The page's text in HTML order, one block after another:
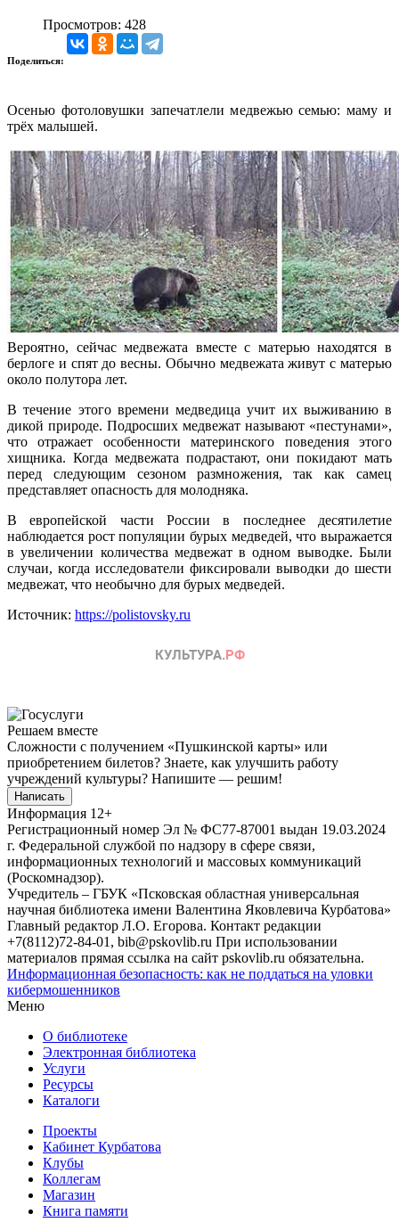
Просмотров: 428
Поделиться:
Осенью фотоловушки запечатлели медвежью семью: маму и
трёх малышей.
Вероятно, сейчас медвежата вместе с матерью находятся в
берлоге и спят до весны. Обычно медвежата живут с матерью
около полутора лет.
В течение этого времени медведица учит их выживанию в
дикой природе. Подросших медвежат называют «пестунами»,
что отражает особенности материнского поведения этого
хищника. Когда медвежата подрастают, они покидают мать
перед следующим сезоном размножения, так как самец
представляет опасность для молодняка.
В европейской части России в последнее десятилетие
наблюдается рост популяции бурых медведей, что выражается
в увеличении количества медвежат в одном выводке. Были
случаи, когда исследователи фиксировали выводки до шести
медвежат, что необычно для бурых медведей.
Источник: https://polistovsky.ru
Решаем вместе
Сложности с получением «Пушкинской карты» или
приобретением билетов? Знаете, как улучшить работу
учреждений культуры? Напишите — решим!
Написать
Информация 12+
Регистрационный номер Эл № ФС77-87001 выдан 19.03.2024
г. Федеральной службой по надзору в сфере связи,
информационных технологий и массовых коммуникаций
(Роскомнадзор).
Учредитель – ГБУК «Псковская областная универсальная
научная библиотека имени Валентина Яковлевича Курбатова»
Главный редактор Л.О. Егорова. Контакт редакции
+7(8112)72-84-01, bib@pskovlib.ru При использовании
материалов прямая ссылка на сайт pskovlib.ru обязательна.
Информационная безопасность: как не поддаться на уловки
кибермошенников
Меню
О библиотеке
Электронная библиотека
Услуги
Ресурсы
Каталоги
Проекты
Кабинет Курбатова
Клубы
Коллегам
Магазин
Книга памяти